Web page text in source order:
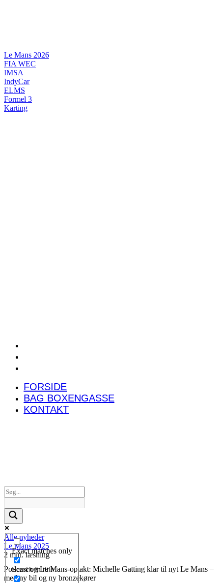
Le Mans 2026
FIA WEC
IMSA
IndyCar
ELMS
Formel 3
Karting
FORSIDE
BAG BOXENGASSE
KONTAKT
Exact matches only
Search in title
Alle nyheder
Le Mans 2025
2 min. læsning
Podcast og Le Mans-optakt: Michelle Gatting klar til nyt Le Mans –
med ny bil og ny bronzekører